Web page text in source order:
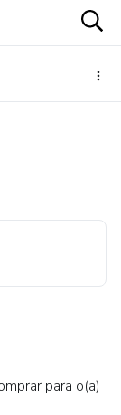
para o(a)